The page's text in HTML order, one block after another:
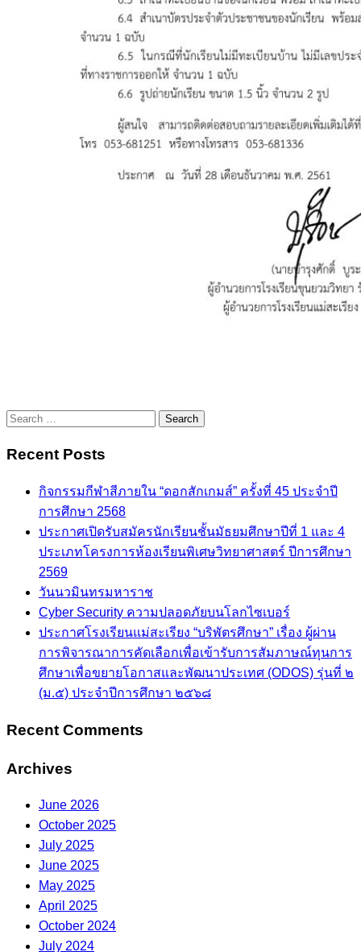
Search
Recent Posts
กิจกรรมกีฬาสีภายใน “ดอกสักเกมส์” ครั้งที่ 45 ประจำปี
การศึกษา 2568
ประกาศเปิดรับสมัครนักเรียนชั้นมัธยมศึกษาปีที่ 1 และ 4
ประเภทโครงการห้องเรียนพิเศษวิทยาศาสตร์ ปีการศึกษา
2569
วันนวมินทรมหาราช
Cyber Security ความปลอดภัยบนโลกไซเบอร์
ประกาศโรงเรียนแม่สะเรียง “บริพัตรศึกษา” เรื่อง ผู้ผ่าน
การพิจารณาการคัดเลือกเพื่อเข้ารับการสัมภาษณ์ทุนการ
ศึกษาเพื่อขยายโอกาสและพัฒนาประเทศ (ODOS) รุ่นที่ ๒
(ม.๕) ประจำปีการศึกษา ๒๕๖๘
Recent Comments
Archives
June 2026
October 2025
July 2025
June 2025
May 2025
April 2025
October 2024
July 2024